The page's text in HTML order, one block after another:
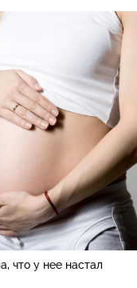
что у нее настал